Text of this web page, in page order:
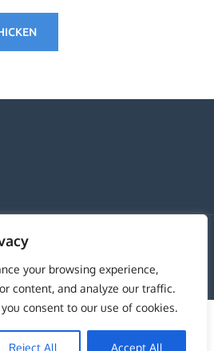
your browsing experience,
content, and analyze our traffic.
consent to our use of cookies.
Reject All Accept All
reserved. Theme Creativ
byCreativ Themes